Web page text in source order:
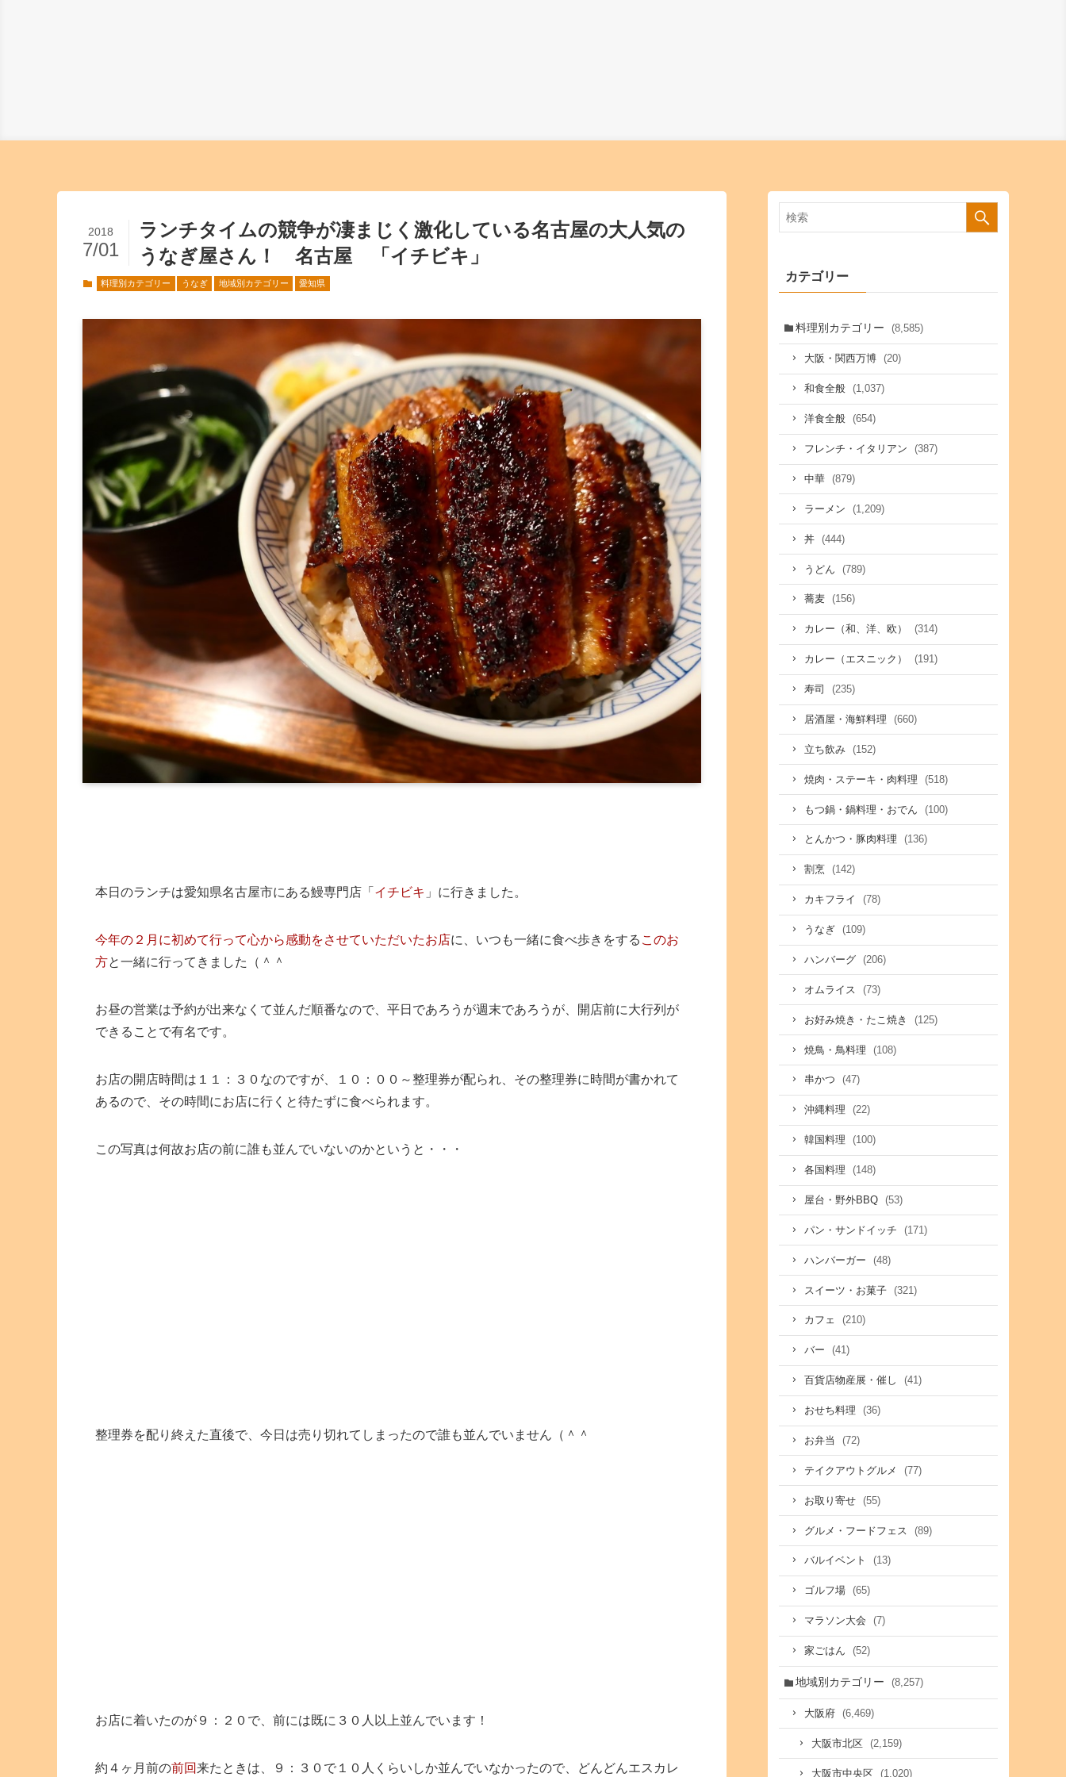
ランチタイムの競争が凄まじく激化している名古屋の大人気の
うなぎ屋さん！ 名古屋 「イチビキ」
2018
7/01
料理別カテゴリー うなぎ 地域別カテゴリー 愛知県
本日のランチは愛知県名古屋市にある鰻専門店「 イチビキ 」に行きました。
今年の２月に初めて行って心から感動をさせていただいたお店に、いつも一緒に食べ歩きをする このお
方と一緒に行ってきました（＾＾
お昼の営業は予約が出来なくて並んだ順番なので、平日であろうが週末であろうが、開店前に大行列が
できることで有名です。
お店の開店時間は１１：３０なのですが、１０：００～整理券が配られ、その整理券に時間が書かれて
あるので、その時間にお店に行くと待たずに食べられます。
この写真は何故お店の前に誰も並んでいないのかというと・・・
整理券を配り終えた直後で、今日は売り切れてしまったので誰も並んでいません（＾＾
お店に着いたのが９：２０で、前には既に３０人以上並んでいます！
約４ヶ月前の前回来たときは、９：３０で１０人くらいしか並んでいなかったので、どんどんエスカレ
カテゴリー
料理別カテゴリー (8,585)
大阪・関西万博 (20)
和食全般 (1,037)
洋食全般 (654)
フレンチ・イタリアン (387)
中華 (879)
ラーメン (1,209)
丼 (444)
うどん (789)
蕎麦 (156)
カレー（和、洋、欧） (314)
カレー（エスニック） (191)
寿司 (235)
居酒屋・海鮮料理 (660)
立ち飲み (152)
焼肉・ステーキ・肉料理 (518)
もつ鍋・鍋料理・おでん (100)
とんかつ・豚肉料理 (136)
割烹 (142)
カキフライ (78)
うなぎ (109)
ハンバーグ (206)
オムライス (73)
お好み焼き・たこ焼き (125)
焼鳥・鳥料理 (108)
串かつ (47)
沖縄料理 (22)
韓国料理 (100)
各国料理 (148)
屋台・野外BBQ (53)
パン・サンドイッチ (171)
ハンバーガー (48)
スイーツ・お菓子 (321)
カフェ (210)
バー (41)
百貨店物産展・催し (41)
おせち料理 (36)
お弁当 (72)
テイクアウトグルメ (77)
お取り寄せ (55)
グルメ・フードフェス (89)
バルイベント (13)
ゴルフ場 (65)
マラソン大会 (7)
家ごはん (52)
地域別カテゴリー (8,257)
大阪府 (6,469)
大阪市北区 (2,159)
大阪市中央区 (1,020)